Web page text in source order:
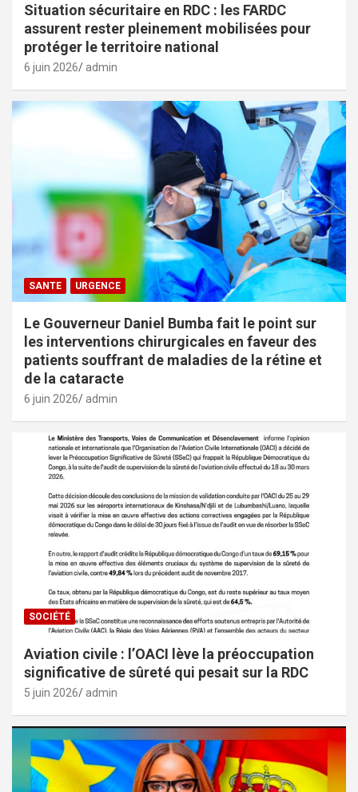
Situation sécuritaire en RDC : les FARDC
assurent rester pleinement mobilisées pour
protéger le territoire national
6 juin 2026 admin
SANTE URGENCE
Le Gouverneur Daniel Bumba fait le point sur
les interventions chirurgicales en faveur des
patients souffrant de maladies de la rétine et
de la cataracte
6 juin 2026 admin
SOCIÉTÉ
Aviation civile : l’OACI lève la préoccupation
significative de sûreté qui pesait sur la RDC
5 juin 2026 admin